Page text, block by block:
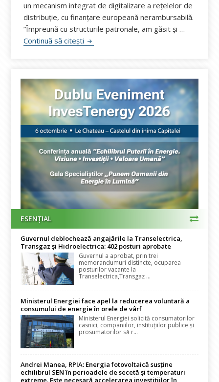
un mecanism integrat de digitalizare a rețelelor de
distribuție, cu finanțare europeană nerambursabilă.
”Împreună cu structurile patronale, am găsit şi …
Continuă să citești Ministrul Bogdan Ivan are planuri
ESENȚIAL
Guvernul deblochează angajările la Transelectrica,
Transgaz și Hidroelectrica: 402 posturi aprobate
Guvernul a aprobat, prin trei
memorandumuri distincte, ocuparea
posturilor vacante la
Transelectrica,Transgaz ...
Ministerul Energiei face apel la reducerea voluntară a
consumului de energie în orele de vârf
Ministerul Energiei solicită consumatorilor
casnici, companiilor, instituțiilor publice și
prosumatorilor să r...
Andrei Manea, RPIA: Energia fotovoltaică susține
echilibrul SEN în perioadele de secetă și temperaturi
extreme. Este necesară accelerarea investițiilor în